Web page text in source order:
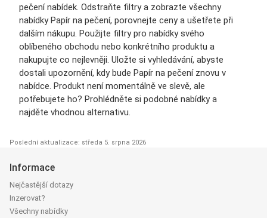
pečení nabídek. Odstraňte filtry a zobrazte všechny
nabídky Papír na pečení, porovnejte ceny a ušetřete při
dalším nákupu. Použijte filtry pro nabídky svého
oblíbeného obchodu nebo konkrétního produktu a
nakupujte co nejlevněji. Uložte si vyhledávání, abyste
dostali upozornění, kdy bude Papír na pečení znovu v
nabídce. Produkt není momentálně ve slevě, ale
potřebujete ho? Prohlédněte si podobné nabídky a
najděte vhodnou alternativu.
Poslední aktualizace: středa 5. srpna 2026
Informace
Nejčastější dotazy
Inzerovat?
Všechny nabídky